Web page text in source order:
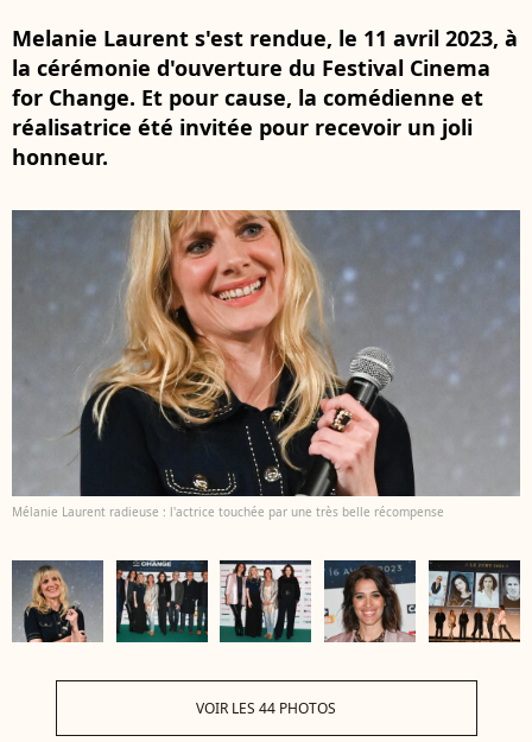
Melanie Laurent s'est rendue, le 11 avril 2023, à
la cérémonie d'ouverture du Festival Cinema
for Change. Et pour cause, la comédienne et
réalisatrice été invitée pour recevoir un joli
honneur.
Mélanie Laurent radieuse : l'actrice touchée par une très belle récompense
VOIR LES 44 PHOTOS